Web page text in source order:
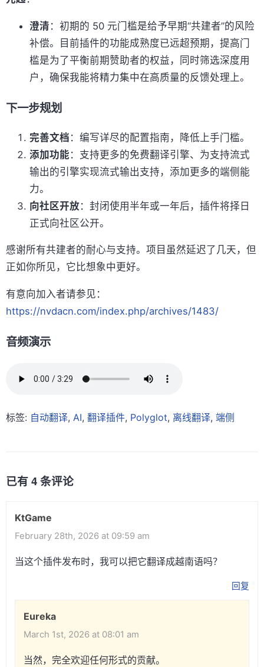
澄清 ：初期的 50 元门槛是给予早期“共建者”的风险
补偿。目前插件的功能成熟度已远超预期，提高门
槛是为了平衡前期赞助者的权益，同时筛选深度用
户，确保我能将精力集中在高质量的反馈处理上。
下一步规划
完善文档 ：编写详尽的配置指南，降低上手门槛。
添加功能 ：支持更多的免费翻译引擎、为支持流式
输出的引擎实现流式输出支持，添加更多的端侧能
力。
向社区开放：封闭使用半年或一年后，插件将择日
正式向社区公开。
感谢所有共建者的耐心与支持。项目虽然延迟了几天，但
正如你所见，它比想象中更好。
有意向加入者请参见：
https://nvdacn.com/index.php/archives/1483/
音频演示
标签: 自动翻译, AI, 翻译插件, Polyglot, 离线翻译, 端侧
已有 4 条评论
KtGame
February 28th, 2026 at 09:59 am
当这个插件发布时，我可以把它翻译成越南语吗？
回复
Eureka
March 1st, 2026 at 08:01 am
当然，完全欢迎任何形式的贡献。